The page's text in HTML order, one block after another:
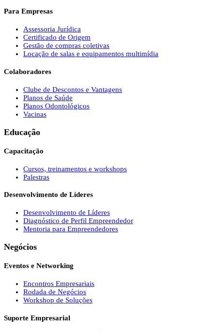
Para Empresas
Assessoria Jurídica
Certificado de Origem
Gestão de compras coletivas
Locação de salas e equipamentos multimídia
Colaboradores
Clube de Descontos e Vantagens
Planos de Saúde
Planos Odontológicos
Vacinas
Educação
Capacitação
Cursos, treinamentos e workshops
Palestras
Desenvolvimento de Líderes
Desenvolvimento de Líderes
Diagnóstico de Perfil Empreendedor
Mentoria para Empreendedores
Negócios
Eventos e Networking
Encontros Empresariais
Rodada de Negócios
Workshop de Soluções
Suporte Empresarial